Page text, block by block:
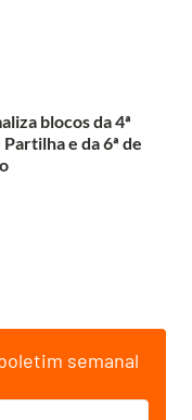
blocos da 4ª
e da 6ª de
semanal